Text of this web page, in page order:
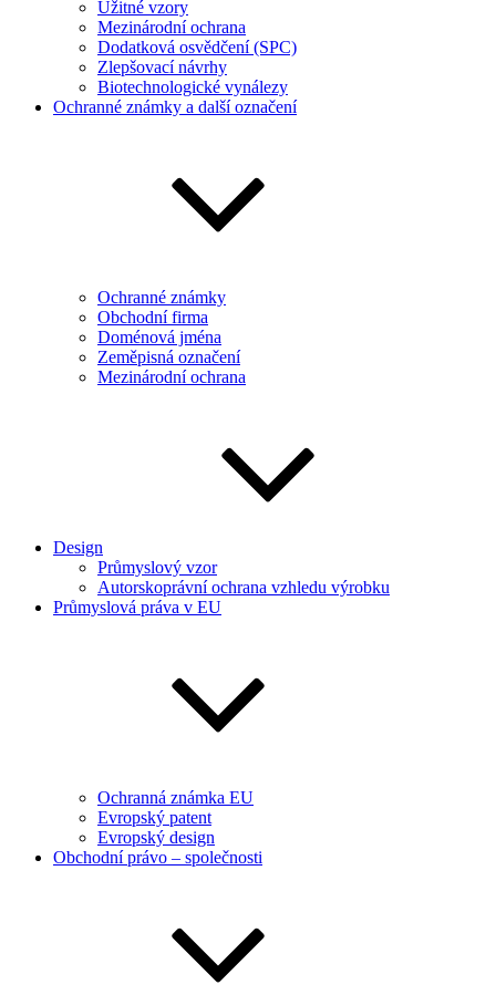
Užitné vzory
Mezinárodní ochrana
Dodatková osvědčení (SPC)
Zlepšovací návrhy
Biotechnologické vynálezy
Ochranné známky a další označení
Ochranné známky
Obchodní firma
Doménová jména
Zeměpisná označení
Mezinárodní ochrana
Design
Průmyslový vzor
Autorskoprávní ochrana vzhledu výrobku
Průmyslová práva v EU
Ochranná známka EU
Evropský patent
Evropský design
Obchodní právo – společnosti